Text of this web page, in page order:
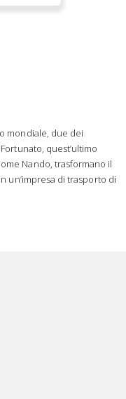
mondiale, due dei
quest’ultimo
Nando, trasformano il
un’impresa di trasporto di